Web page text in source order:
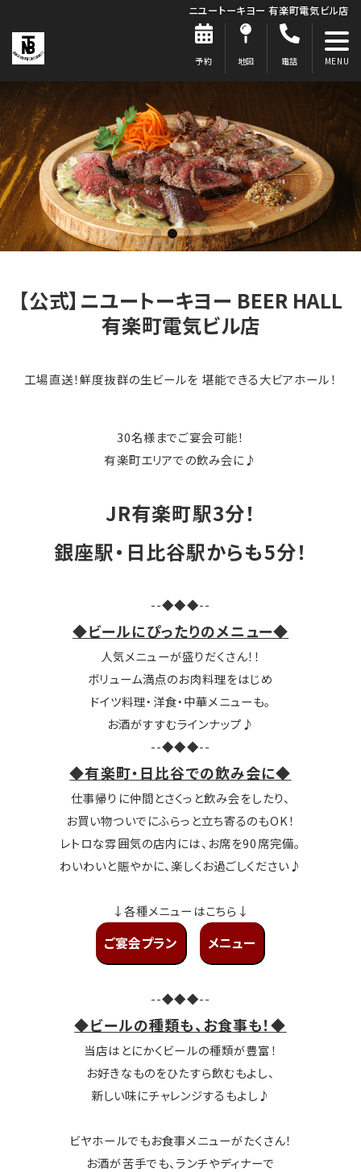
ニユートーキヨー 有楽町電気ビル店
予約 地図 電話
【公式】ニユートーキヨー BEER HALL
有楽町電気ビル店
工場直送！鮮度抜群の生ビールを 堪能できる大ビアホール！
30名様までご宴会可能！
有楽町エリアでの飲み会に♪
JR有楽町駅3分！
銀座駅・日比谷駅からも5分！
--◆◆◆--
◆ビールにぴったりのメニュー◆
人気メニューが盛りだくさん！！
ボリューム満点のお肉料理をはじめ
ドイツ料理・洋食・中華メニューも。
お酒がすすむラインナップ♪
--◆◆◆--
◆有楽町・日比谷での飲み会に◆
仕事帰りに仲間とさくっと飲み会をしたり、
お買い物ついでにふらっと立ち寄るのもOK！
レトロな雰囲気の店内には、お席を90席完備。
わいわいと賑やかに、楽しくお過ごしください♪
↓各種メニューはこちら↓
ご宴会プラン メニュー
--◆◆◆--
◆ビールの種類も、お食事も！◆
当店はとにかくビールの種類が豊富！
お好きなものをひたすら飲むもよし、
新しい味にチャレンジするもよし♪
ビヤホールでもお食事メニューがたくさん！
お酒が苦手でも、ランチやディナーで